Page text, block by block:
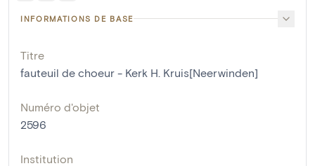
INFORMATIONS DE BASE
Titre
fauteuil de choeur - Kerk H. Kruis[Neerwinden]
Numéro d'objet
2596
Institution